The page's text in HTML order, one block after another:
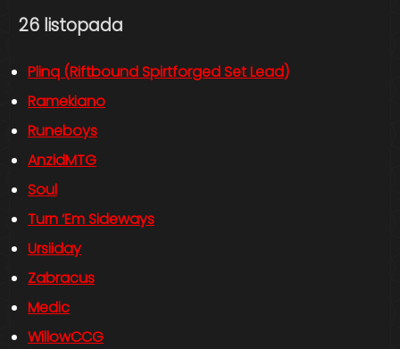
26 listopada
Plinq (Riftbound Spirtforged Set Lead)
Ramekiano
Runeboys
AnzidMTG
Soul
Turn ‘Em Sideways
Ursiiday
Zabracus
Medic
WillowCCG